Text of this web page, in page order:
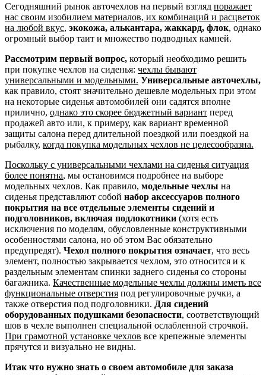
Сегодняшний рынок авточехлов на первый взгляд поражает
нас своим изобилием материалов, их комбинаций и расцветок
на любой вкус, экокожа, алькантара, жаккард, флок, однако
огромный выбор таит и множество подводных камней.
Рассмотрим первый вопрос, который необходимо решить
при покупке чехлов на сиденья: чехлы бывают
универсальными и модельными. Универсальные авточехлы,
как правило, стоят значительно дешевле модельных при этом
на некоторые сиденья автомобилей они садятся вполне
прилично, однако это скорее бюджетный вариант перед
продажей авто или, к примеру, как вариант временной
защиты салона перед длительной поездкой или поездкой на
рыбалку, когда покупка модельных чехлов не целесообразна.
Поскольку с универсальными чехлами на сиденья ситуация
более понятна, мы остановимся подробнее на выборе
модельных чехлов. Как правило, модельные чехлы на
сиденья представляют собой набор аксессуаров полного
покрытия на все отдельные элементы сидений и
подголовников, включая подлокотники (хотя есть
исключения по моделям, обусловленные конструктивными
особенностями салона, но об этом Вас обязательно
предупредят). Чехол полного покрытия означает, что весь
элемент, полностью закрывается чехлом, это относится и к
раздельным элементам спинки заднего сиденья со стороны
багажника. Качественные модельные чехлы должны иметь все
функциональные отверстия под регулировочные ручки, а
также отверстия под подголовники. Для сидений
оборудованных подушками безопасности, соответствующий
шов в чехле выполнен специальной ослабленной строчкой.
При грамотной установке чехлов все крепежные элементы
прячутся и визуально не видны.
Итак что нужно знать о своем автомобиле для заказа